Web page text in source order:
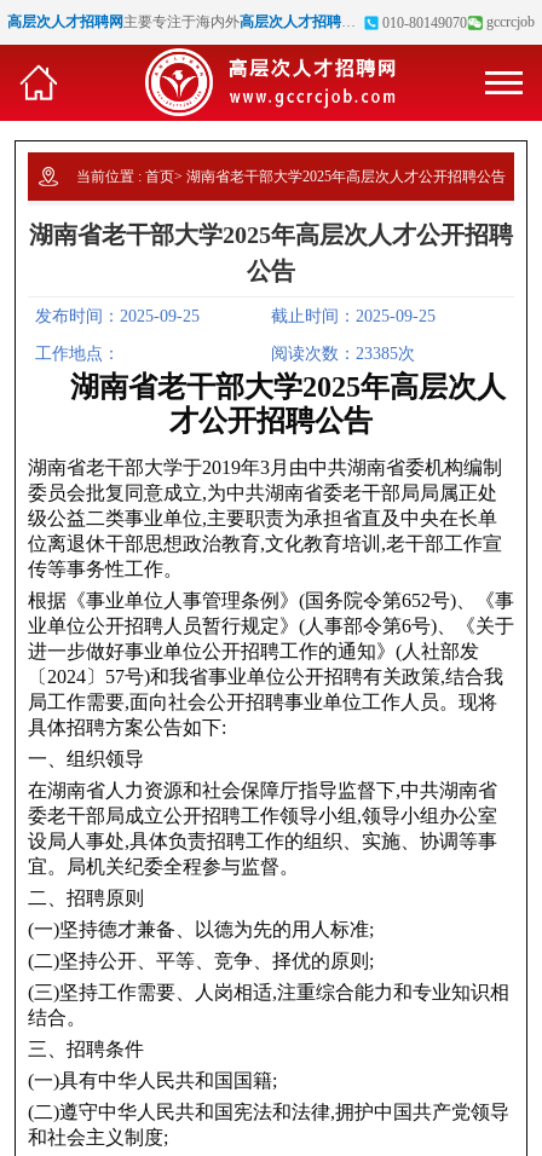
高层次人才招聘网 主要专注于海内外高层次人才招聘、 博士招聘、高校教师招聘等
010-80149070 gccrcjob
当前位置 :首页>湖南省老干部大学2025年高层次人才公开招聘公告
湖南省老干部大学2025年高层次人才公开招聘
公告
发布时间：2025-09-25 截止时间：2025-09-25
工作地点： 阅读次数：23385次
湖南省老干部大学2025年高层次人
才公开招聘公告
湖南省老干部大学于2019年3月由中共湖南省委机构编制
委员会批复同意成立,为中共湖南省委老干部局局属正处
级公益二类事业单位,主要职责为承担省直及中央在长单
位离退休干部思想政治教育,文化教育培训,老干部工作宣
传等事务性工作。
根据《事业单位人事管理条例》(国务院令第652号)、《事
业单位公开招聘人员暂行规定》(人事部令第6号)、《关于
进一步做好事业单位公开招聘工作的通知》(人社部发
〔2024〕57号)和我省事业单位公开招聘有关政策,结合我
局工作需要,面向社会公开招聘事业单位工作人员。现将
具体招聘方案公告如下:
一、组织领导
在湖南省人力资源和社会保障厅指导监督下,中共湖南省
委老干部局成立公开招聘工作领导小组,领导小组办公室
设局人事处,具体负责招聘工作的组织、实施、协调等事
宜。局机关纪委全程参与监督。
二、招聘原则
(一)坚持德才兼备、以德为先的用人标准;
(二)坚持公开、平等、竞争、择优的原则;
(三)坚持工作需要、人岗相适,注重综合能力和专业知识相
结合。
三、招聘条件
(一)具有中华人民共和国国籍;
(二)遵守中华人民共和国宪法和法律,拥护中国共产党领导
和社会主义制度;